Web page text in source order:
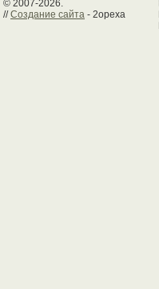
© 2007-2026.
//Создание сайта - 2opexa